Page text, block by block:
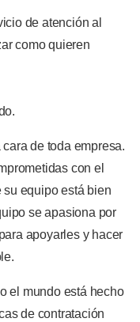
de atención al
como quieren
de toda empresa.
con el
equipo está bien
se apasiona por
apoyarles y hacer
el mundo está hecho
de contratación